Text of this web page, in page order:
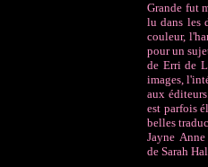
Grande fut
lu dans les
couleur,
pour un
de Erri de
images,
aux
est parfois
belles
Jayne
de Sarah